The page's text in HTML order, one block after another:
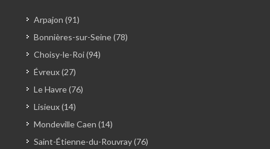
Arpajon (91)
Bonnières-sur-Seine (78)
Choisy-le-Roi (94)
Évreux (27)
Le Havre (76)
Lisieux (14)
Mondeville Caen (14)
Saint-Étienne-du-Rouvray (76)